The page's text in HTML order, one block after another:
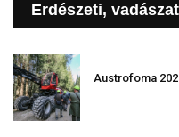
Erdészeti,
Austrofoma